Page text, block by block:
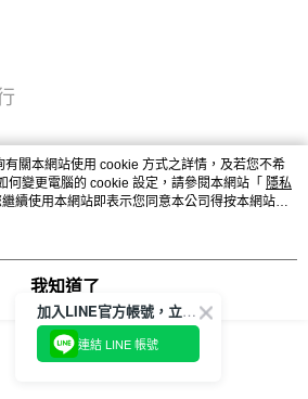
關本網站使用 cookie 方式之詳情，及若您不希
何變更電腦的 cookie 設定，請參閱本網站「 隱私
續使用本網站即表示您同意本公司得按本網站使
。
我知道了
加入LINE官方帳號，立即獲得$100購物金!
連結 LINE 帳號